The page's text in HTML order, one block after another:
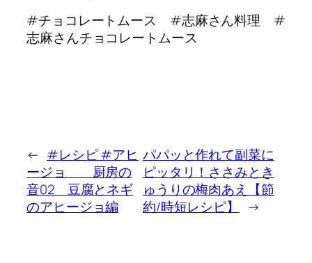
#チョコレートムース #志麻さん料理 #
志麻さんチョコレートムース
← #レシピ #アヒ
ージョ 厨房の
音02 豆腐とネギ
のアヒージョ編
パパッと作れて副菜に
ピッタリ！ささみとき
ゅうりの梅肉あえ【節
約/時短レシピ】
→